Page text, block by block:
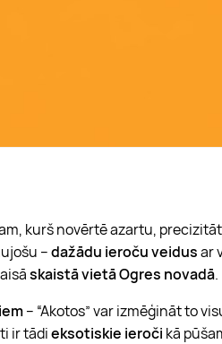
kurš novērtē azartu,
–dažādu ieroču veidusar
skaistā vietā Ogres novadā.
– “Akotos” var izmēģināt to
ir tādieksotiskie ieroči kā